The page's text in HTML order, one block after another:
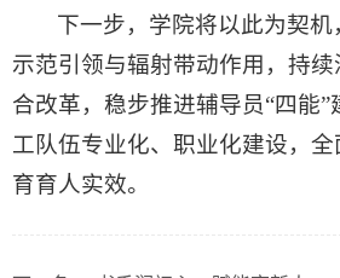
下一步，学院将以此为契
示范引领与辐射带动作用，持续
合改革，稳步推进辅导员“四能
工队伍专业化、职业化建设，
育育人实效。